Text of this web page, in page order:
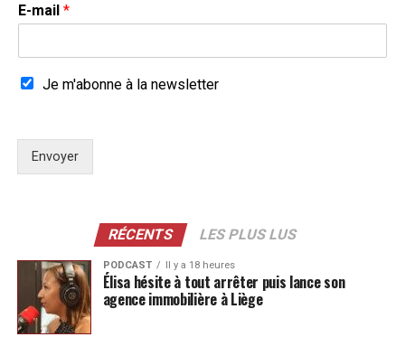
E-mail *
Je m'abonne à la newsletter
Envoyer
RÉCENTS LES PLUS LUS
PODCAST Il y a 18 heures
Élisa hésite à tout arrêter puis lance son
agence immobilière à Liège